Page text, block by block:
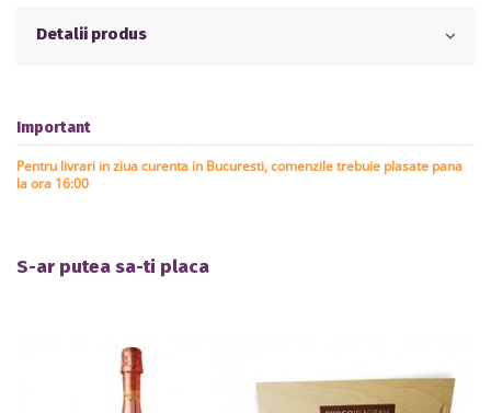
Detalii produs
Important
Pentru livrari in ziua curenta in Bucuresti, comenzile trebuie plasate pana
la ora 16:00
S-ar putea sa-ti placa